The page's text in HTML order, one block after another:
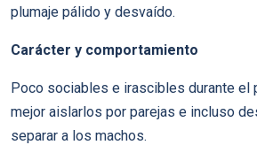
plumaje pálido y desvaído.
Carácter y comportamiento
Poco sociables e irascibles durante el
mejor aislarlos por parejas e incluso
separar a los machos.